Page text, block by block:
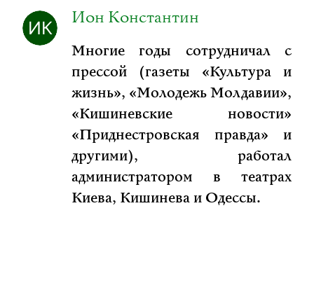
Ион Константин
Многие годы сотрудничал с
прессой (газеты «Культура и
жизнь», «Молодежь Молдавии»,
«Кишиневские новости»
«Приднестровская правда» и
другими), работал
администратором в театрах
Киева, Кишинева и Одессы.